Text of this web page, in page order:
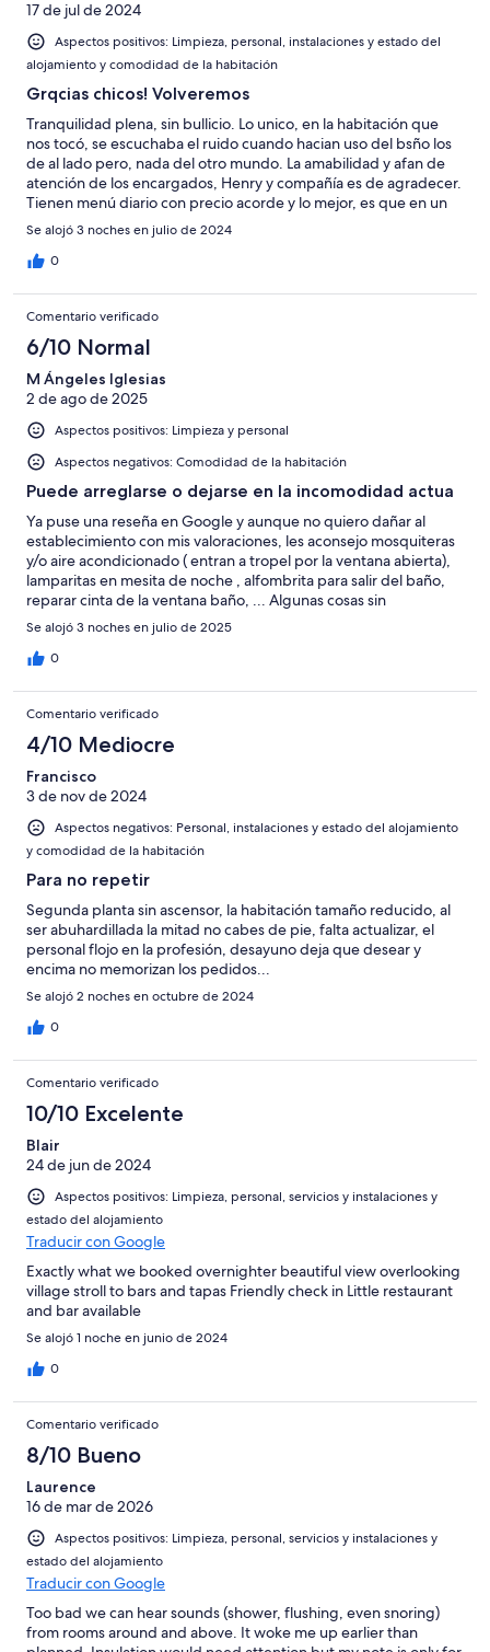
17 de jul de 2024
Aspectos positivos: Limpieza, personal, instalaciones y estado del
alojamiento y comodidad de la habitación
Grqcias chicos! Volveremos
Tranquilidad plena, sin bullicio. Lo unico, en la habitación que
nos tocó, se escuchaba el ruido cuando hacian uso del bsño los
de al lado pero, nada del otro mundo. La amabilidad y afan de
atención de los encargados, Henry y compañía es de agradecer.
Tienen menú diario con precio acorde y lo mejor, es que en un
buen ambiente, pudimos disfrutar con España ganando la
Eurocopa!
Se alojó 3 noches en julio de 2024
0
Comentario verificado
6/10 Normal
M Ángeles Iglesias
2 de ago de 2025
Aspectos positivos: Limpieza y personal
Aspectos negativos: Comodidad de la habitación
Puede arreglarse o dejarse en la incomodidad actua
Ya puse una reseña en Google y aunque no quiero dañar al
establecimiento con mis valoraciones, les aconsejo mosquiteras
y/o aire acondicionado ( entran a tropel por la ventana abierta),
lamparitas en mesita de noche , alfombrita para salir del baño,
reparar cinta de la ventana baño, ... Algunas cosas sin
importancia pero que marcan la diferencia entre una estancia
agradable ( que tiene muchos items para serlo) o estancia
incómoda.
Se alojó 3 noches en julio de 2025
0
Comentario verificado
4/10 Mediocre
Francisco
3 de nov de 2024
Aspectos negativos: Personal, instalaciones y estado del alojamiento
y comodidad de la habitación
Para no repetir
Segunda planta sin ascensor, la habitación tamaño reducido, al
ser abuhardillada la mitad no cabes de pie, falta actualizar, el
personal flojo en la profesión, desayuno deja que desear y
encima no memorizan los pedidos...
Se alojó 2 noches en octubre de 2024
0
Comentario verificado
10/10 Excelente
Blair
24 de jun de 2024
Aspectos positivos: Limpieza, personal, servicios y instalaciones y
estado del alojamiento
Traducir con Google
Exactly what we booked overnighter beautiful view overlooking
village stroll to bars and tapas Friendly check in Little restaurant
and bar available
Se alojó 1 noche en junio de 2024
0
Comentario verificado
8/10 Bueno
Laurence
16 de mar de 2026
Aspectos positivos: Limpieza, personal, servicios y instalaciones y
estado del alojamiento
Traducir con Google
Too bad we can hear sounds (shower, flushing, even snoring)
from rooms around and above. It woke me up earlier than